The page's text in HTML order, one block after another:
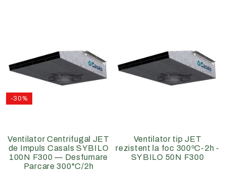
-30%
Ventilator Centrifugal JET
de Impuls Casals SYBILO
100N F300 — Desfumare
Parcare 300°C/2h
Ventilator tip JET
rezistent la foc 300ºC-2h -
SYBILO 50N F300